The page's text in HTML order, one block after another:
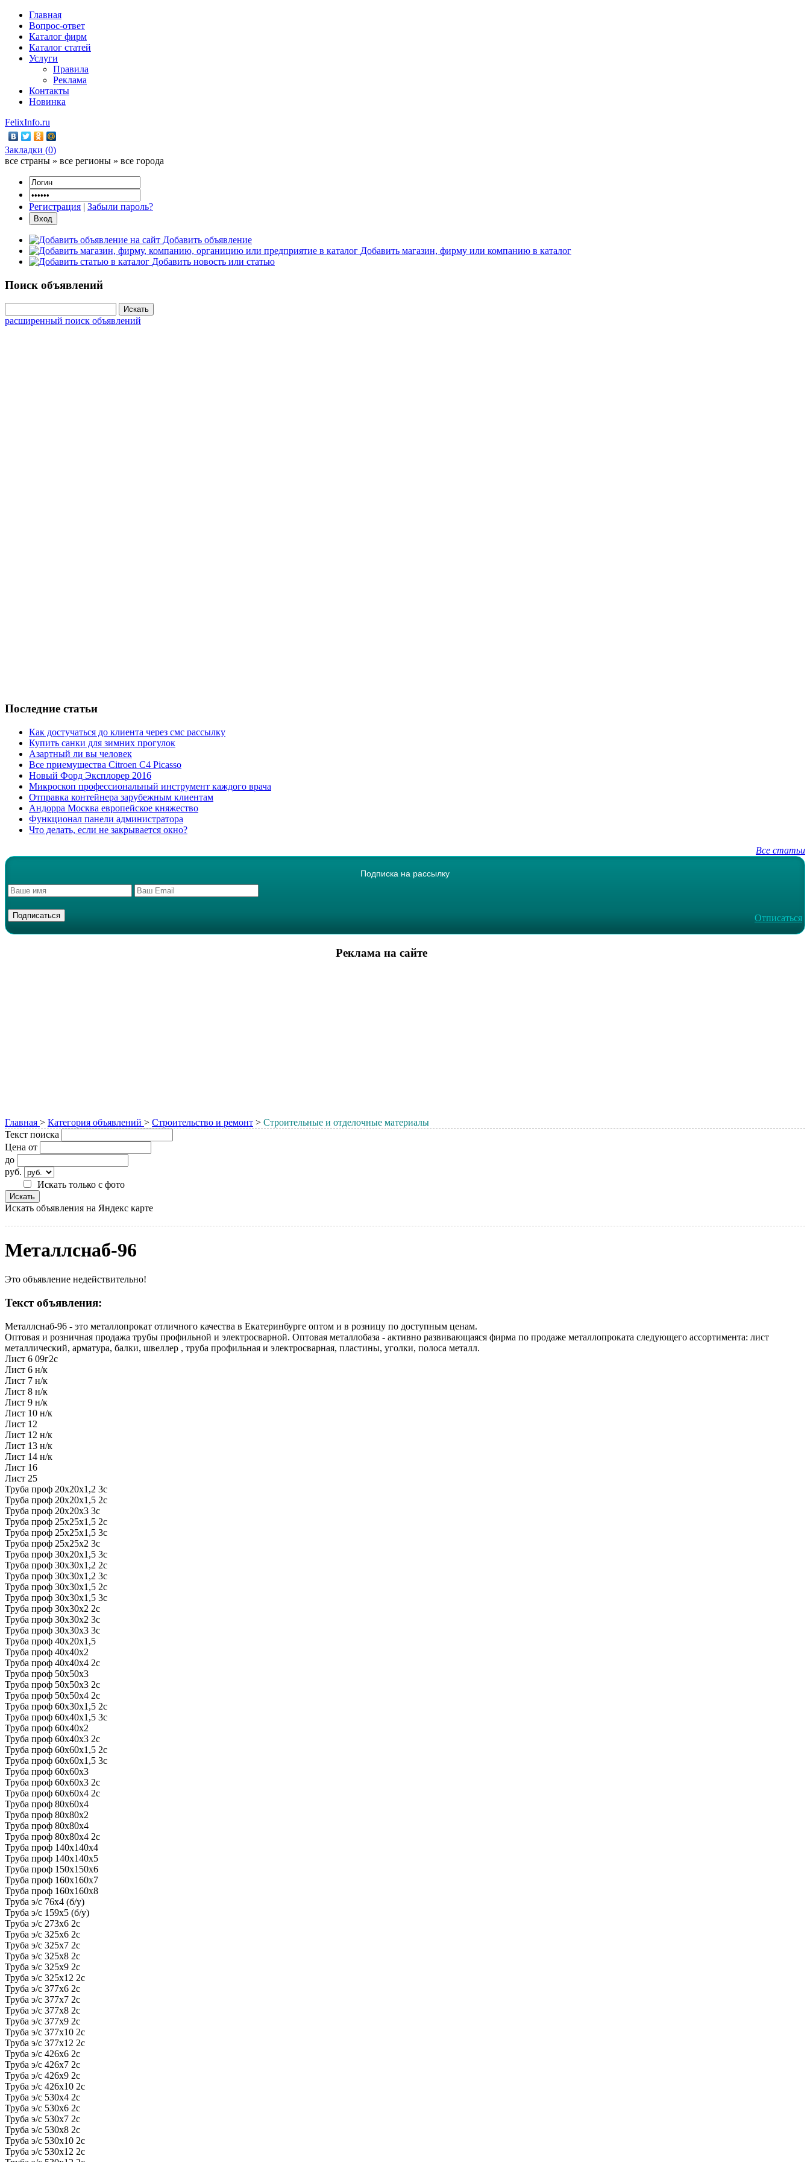
Главная
Вопрос-ответ
Каталог фирм
Каталог статей
Услуги
Правила
Реклама
Контакты
Новинка
FelixInfo.ru
Закладки (0)
все страны » все регионы » все города
Регистрация | Забыли пароль?
Добавить объявление
Добавить магазин, фирму или компанию в каталог
Добавить новость или статью
Поиск объявлений
расширенный поиск объявлений
Последние статьи
Как достучаться до клиента через смс рассылку
Купить санки для зимних прогулок
Азартный ли вы человек
Все приемущества Сitroen C4 Picasso
Новый Форд Эксплорер 2016
Микроскоп профессиональный инструмент каждого врача
Отправка контейнера зарубежным клиентам
Андорра Москва европейское княжество
Функционал панели администратора
Что делать, если не закрывается окно?
Все статьи
Подписка на рассылку
Отписаться
Реклама на сайте
Главная > Категория объявлений > Строительство и ремонт > Строительные и отделочные материалы
Текст поиска
Цена от
до
руб.
Искать только с фото
Искать объявления на Яндекс карте
Металлснаб-96
Это объявление недействительно!
Текст объявления:
Металлснаб-96 - это металлопрокат отличного качества в Екатеринбурге оптом и в розницу по доступным ценам.
Оптовая и розничная продажа трубы профильной и электросварной. Оптовая металлобаза - активно развивающаяся фирма по продаже металлопроката следующего ассортимента: лист
металлический, арматура, балки, швеллер , труба профильная и электросварная, пластины, уголки, полоса металл.
Лист 6 09г2с
Лист 6 н/к
Лист 7 н/к
Лист 8 н/к
Лист 9 н/к
Лист 10 н/к
Лист 12
Лист 12 н/к
Лист 13 н/к
Лист 14 н/к
Лист 16
Лист 25
Труба проф 20х20х1,2 3с
Труба проф 20х20х1,5 2c
Труба проф 20х20х3 3с
Труба проф 25х25х1,5 2с
Труба проф 25х25х1,5 3с
Труба проф 25х25х2 3с
Труба проф 30х20х1,5 3с
Труба проф 30х30х1,2 2с
Труба проф 30х30х1,2 3с
Труба проф 30х30х1,5 2с
Труба проф 30х30х1,5 3с
Труба проф 30х30х2 2с
Труба проф 30х30х2 3с
Труба проф 30х30х3 3с
Труба проф 40х20х1,5
Труба проф 40х40х2
Труба проф 40х40х4 2с
Труба проф 50х50х3
Труба проф 50х50х3 2с
Труба проф 50х50х4 2с
Труба проф 60х30х1,5 2с
Труба проф 60х40х1,5 3с
Труба проф 60х40х2
Труба проф 60х40х3 2с
Труба проф 60х60х1,5 2с
Труба проф 60х60х1,5 3с
Труба проф 60х60х3
Труба проф 60х60х3 2с
Труба проф 60х60х4 2с
Труба проф 80х60х4
Труба проф 80х80х2
Труба проф 80х80х4
Труба проф 80х80х4 2с
Труба проф 140х140х4
Труба проф 140х140х5
Труба проф 150х150х6
Труба проф 160х160х7
Труба проф 160х160х8
Труба э/с 76х4 (б/у)
Труба э/с 159х5 (б/у)
Труба э/с 273х6 2с
Труба э/с 325х6 2с
Труба э/с 325х7 2с
Труба э/с 325х8 2с
Труба э/с 325х9 2с
Труба э/с 325х12 2с
Труба э/с 377х6 2с
Труба э/с 377х7 2с
Труба э/с 377х8 2с
Труба э/с 377х9 2с
Труба э/с 377х10 2с
Труба э/с 377х12 2с
Труба э/с 426х6 2с
Труба э/с 426х7 2с
Труба э/с 426х9 2с
Труба э/с 426х10 2с
Труба э/с 530х4 2с
Труба э/с 530х6 2с
Труба э/с 530х7 2с
Труба э/с 530х8 2с
Труба э/с 530х10 2с
Труба э/с 530х12 2с